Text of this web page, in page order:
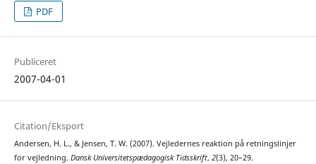
PDF
Publiceret
2007-04-01
Citation/Eksport
Andersen, H. L., & Jensen, T. W. (2007). Vejledernes reaktion på retningslinjer
for vejledning. Dansk Universitetspædagogisk Tidsskrift, 2(3), 20–29.